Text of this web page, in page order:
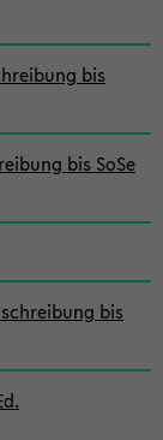
bis
bis SoSe
bis